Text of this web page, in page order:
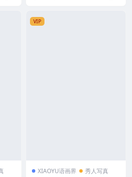
VIP
XIAOYU语画界 秀人写真